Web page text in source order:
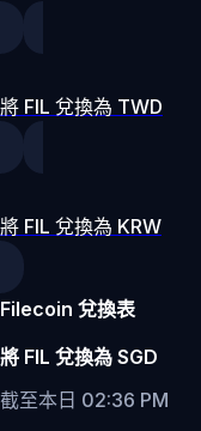
將 FIL 兌換為 TWD
將 FIL 兌換為 KRW
Filecoin 兌換表
將 FIL 兌換為 SGD
截至本日 02:36 PM